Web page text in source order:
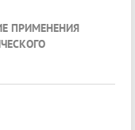
ПРИМЕНЕНИЯ